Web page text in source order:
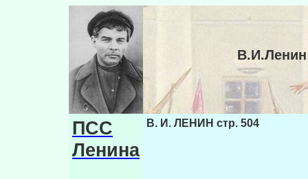
ПСС
Ленина
В. И. ЛЕНИН стр. 504